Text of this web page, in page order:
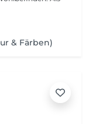
& Färben)